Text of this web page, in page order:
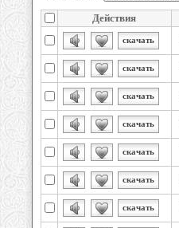
Действия
скачать
скачать
скачать
скачать
скачать
скачать
скачать